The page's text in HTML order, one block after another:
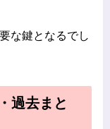
な鍵となるでし
過去まと